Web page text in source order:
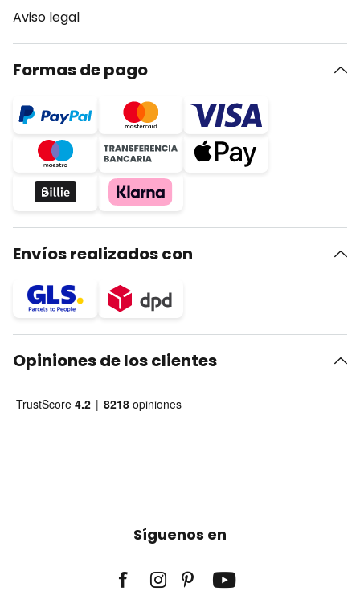
Aviso legal
Formas de pago
Envíos realizados con
Opiniones de los clientes
Síguenos en